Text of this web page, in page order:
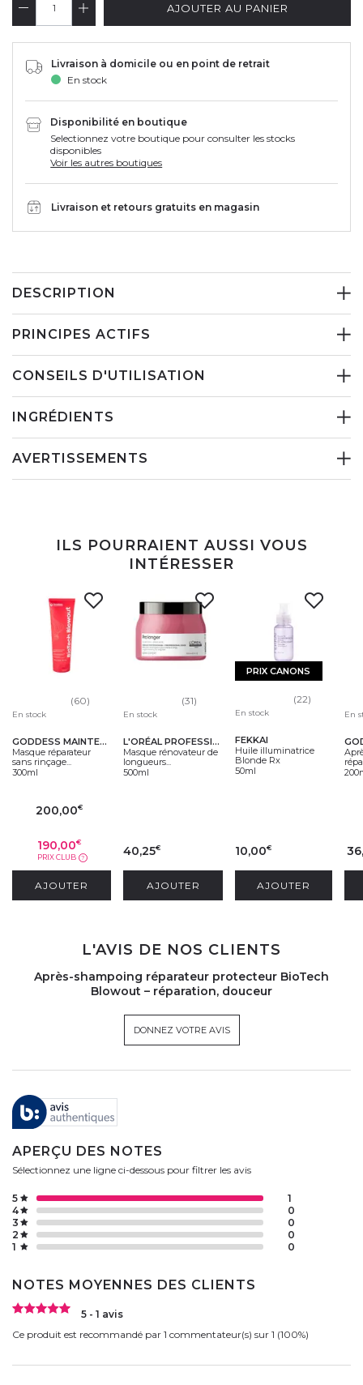
AJOUTER AU PANIER
Livraison à domicile ou en point de retrait
En stock
Disponibilité en boutique
Selectionnez votre boutique pour consulter les stocks
disponibles
Voir les autres boutiques
Livraison et retours gratuits en magasin
DESCRIPTION
PRINCIPES ACTIFS
CONSEILS D'UTILISATION
INGRÉDIENTS
AVERTISSEMENTS
ILS POURRAIENT AUSSI VOUS
INTÉRESSER
(60)
En stock
GODDESS MAINTENANCE COMPANY
Masque réparateur
sans rinçage...
300ml
200,00€
190,00€
PRIX CLUB ?
AJOUTER
(31)
En stock
L'ORÉAL PROFESSIONNEL
Masque rénovateur de
longueurs...
500ml
40,25€
AJOUTER
PRIX CANONS
(22)
En stock
FEKKAI
Huile illuminatrice
Blonde Rx
50ml
10,00€
AJOUTER
En
L'AVIS DE NOS CLIENTS
Après-shampoing réparateur protecteur BioTech
Blowout – réparation, douceur
DONNEZ VOTRE AVIS
APERÇU DES NOTES
Sélectionnez une ligne ci-dessous pour filtrer les avis
1 0
2 0
3 0
4 0
5 1
NOTES MOYENNES DES CLIENTS
5 - 1 avis
Ce produit est recommandé par 1 commentateur(s) sur 1 (100%)